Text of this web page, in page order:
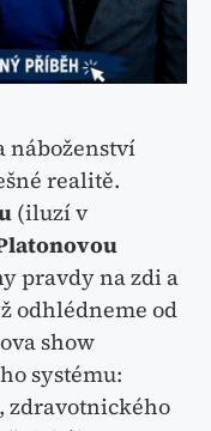
náboženství
realitě.
(iluzí v
pravdy na zdi a
odhlédneme od
show
systému:
zdravotnického